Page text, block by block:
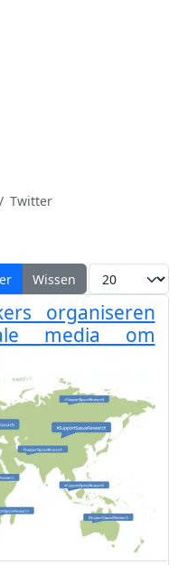
Twitter
Wissen Toon #
organiseren
media om